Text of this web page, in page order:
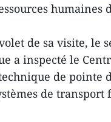
humaines
de sa visite, le
a inspecté le
de pointe
de